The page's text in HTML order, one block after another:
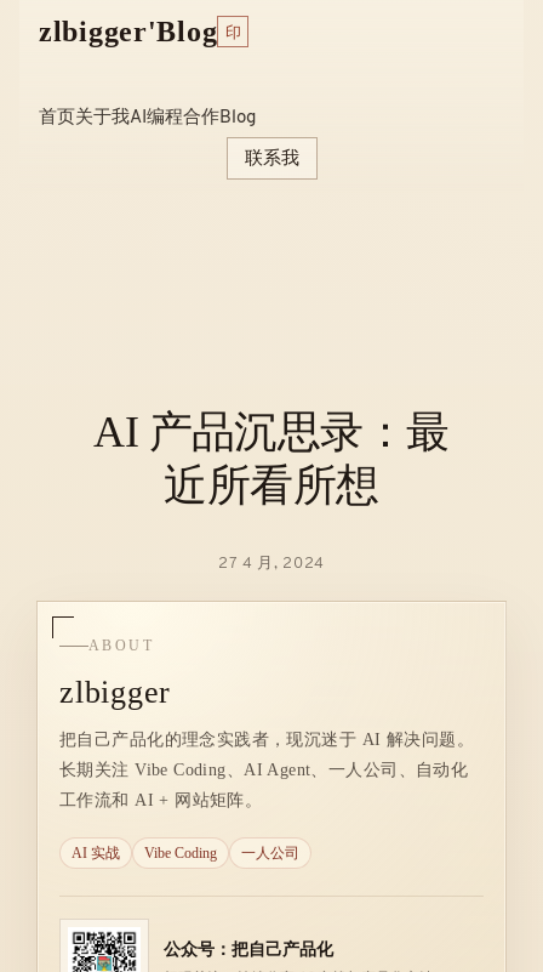
zlbigger'Blog 印
首页 关于我AI编程合作Blog
联系我
AI 产品沉思录：最
近所看所想
27 4 月, 2024
ABOUT
zlbigger
把自己产品化的理念实践者，现沉迷于 AI 解决问题。
长期关注 Vibe Coding、AI Agent、一人公司、自动化
工作流和 AI + 网站矩阵。
AI 实战 Vibe Coding 一人公司
公众号：把自己产品化